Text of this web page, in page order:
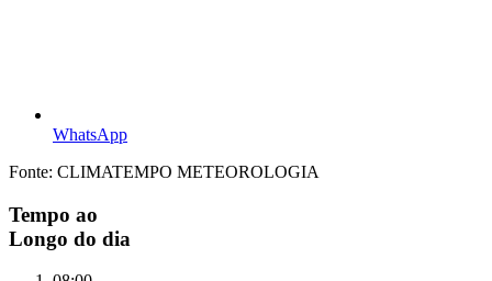
WhatsApp
Fonte: CLIMATEMPO METEOROLOGIA
Tempo ao
Longo do dia